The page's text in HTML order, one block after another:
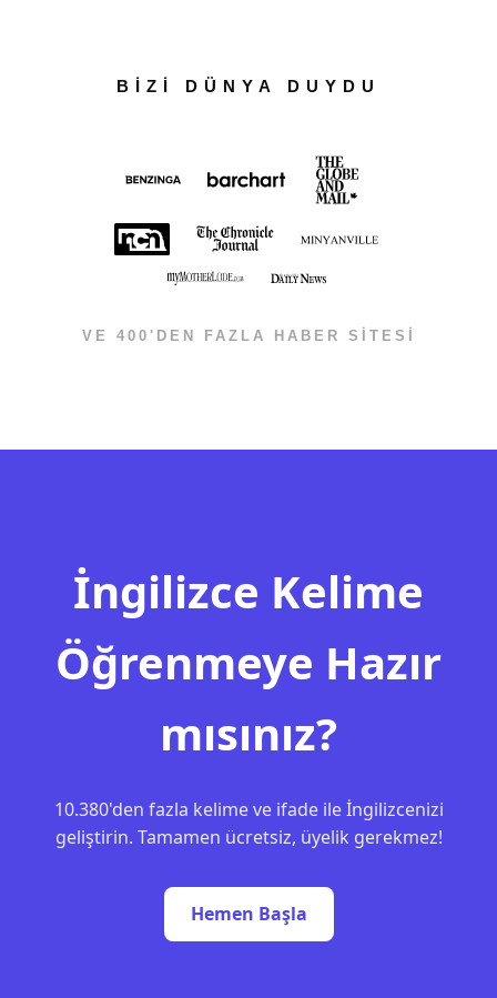
BİZİ DÜNYA DUYDU
VE 400'DEN FAZLA HABER SİTESİ
İngilizce Kelime
Öğrenmeye Hazır
mısınız?
10.380'den fazla kelime ve ifade ile İngilizcenizi
geliştirin. Tamamen ücretsiz, üyelik gerekmez!
Hemen Başla